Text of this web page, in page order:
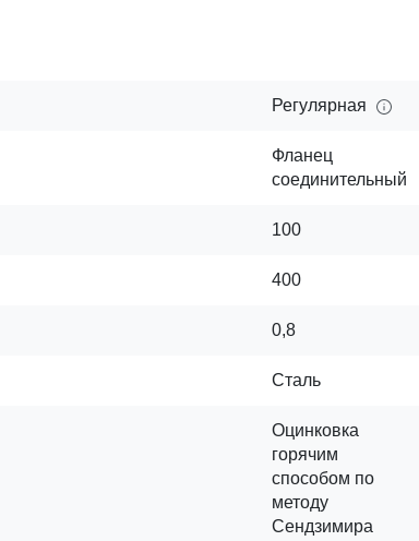
Регулярная
Фланец
соединительный
100
400
0,8
Сталь
Оцинковка
горячим
способом по
методу
Сендзимира